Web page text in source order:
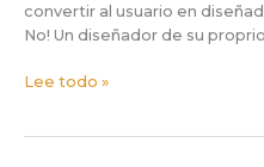
convertir al usuario en
No! Un diseñador de su
Lee todo »